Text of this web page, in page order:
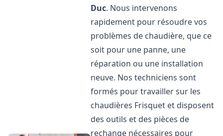
Duc. Nous intervenons
rapidement pour résoudre vos
problèmes de chaudière, que ce
soit pour une panne, une
réparation ou une installation
neuve. Nos techniciens sont
formés pour travailler sur les
chaudières Frisquet et disposent
des outils et des pièces de
rechange nécessaires pour